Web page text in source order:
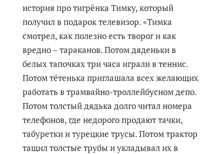
история про тигрёнка Тимку, который
получил в подарок телевизор. «Тимка
смотрел, как полезно есть творог и как
вредно – тараканов. Потом дяденьки в
белых тапочках три часа играли в теннис.
Потом тётенька приглашала всех желающих
работать в трамвайно-троллейбусном депо.
Потом толстый дядька долго читал номера
телефонов, где недорого продают тачки,
табуретки и турецкие трусы. Потом трактор
тащил толстые трубы и укладывал их в